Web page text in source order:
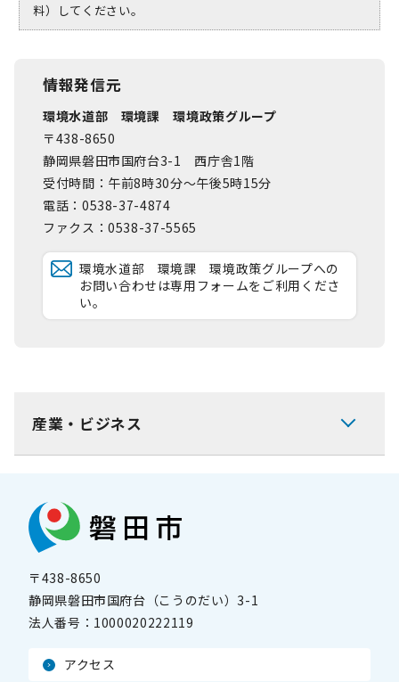
料）してください。
情報発信元
環境水道部 環境課 環境政策グループ
〒438-8650
静岡県磐田市国府台3-1 西庁舎1階
受付時間：午前8時30分～午後5時15分
電話：0538-37-4874
ファクス：0538-37-5565
環境水道部 環境課 環境政策グループへの
お問い合わせは専用フォームをご利用くださ
い。
産業・ビジネス
〒438-8650
静岡県磐田市国府台（こうのだい）3-1
法人番号： 1000020222119
アクセス